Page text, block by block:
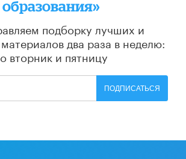
образования»
подборку лучших и
два раза в неделю:
вторник и пятницу
ПОДПИСАТЬСЯ